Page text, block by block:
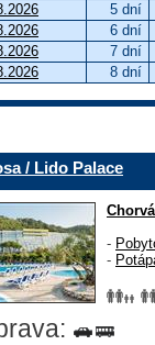
5 dní
6 dní
7 dní
8 dní
/ Lido Palace
-
-